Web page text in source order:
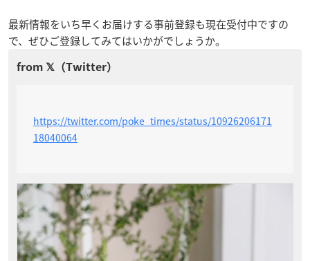
最新情報をいち早くお届けする事前登録も現在受付中ですの
で、ぜひご登録してみてはいかがでしょうか。
https://twitter.com/poke_times/status/10926206171
18040064